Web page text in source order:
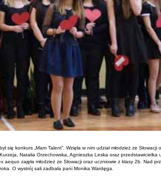
konkurs „Mam Talent”. Wzięła w nim udział młodzież ze Słowacji
Natalia Orzechowska, Agnieszka Leska oraz przedstawicielka
zajęła młodzież ze Słowacji oraz uczniowie z klasy 2b. Nad
O wystrój sali zadbała pani Monika Wardęga.